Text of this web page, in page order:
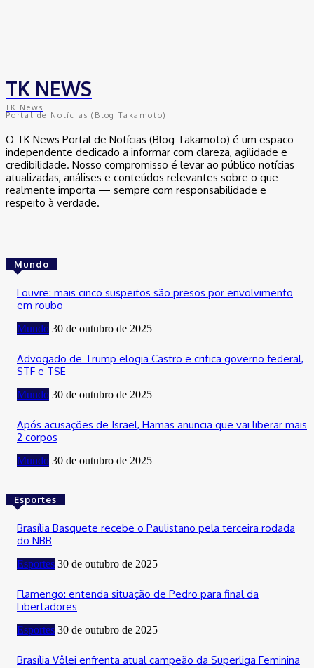
TK NEWS
TK News
Portal de Notícias (Blog Takamoto)
O TK News Portal de Notícias (Blog Takamoto) é um espaço
independente dedicado a informar com clareza, agilidade e
credibilidade. Nosso compromisso é levar ao público notícias
atualizadas, análises e conteúdos relevantes sobre o que
realmente importa — sempre com responsabilidade e
respeito à verdade.
Mundo
Louvre: mais cinco suspeitos são presos por envolvimento
em roubo
Mundo 30 de outubro de 2025
Advogado de Trump elogia Castro e critica governo federal,
STF e TSE
Mundo 30 de outubro de 2025
Após acusações de Israel, Hamas anuncia que vai liberar mais
2 corpos
Mundo 30 de outubro de 2025
Esportes
Brasília Basquete recebe o Paulistano pela terceira rodada
do NBB
Esportes 30 de outubro de 2025
Flamengo: entenda situação de Pedro para final da
Libertadores
Esportes 30 de outubro de 2025
Brasília Vôlei enfrenta atual campeão da Superliga Feminina